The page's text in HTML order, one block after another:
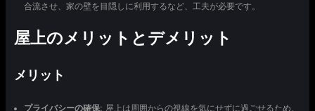
合流させ、家の壁を目隠しに利用するなど、工夫が必要です。
屋上のメリットとデメリット
メリット
プライバシーの確保: 屋上は周囲からの視線を気にせずに過ごせるため、